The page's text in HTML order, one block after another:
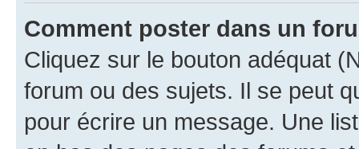
Comment poster dans un
Cliquez sur le bouton adéquat
forum ou des sujets. Il se peut
pour écrire un message. Une